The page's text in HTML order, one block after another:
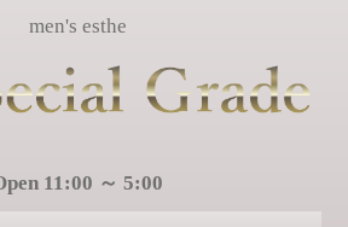
men's esthe
11:00 ～ 5:00